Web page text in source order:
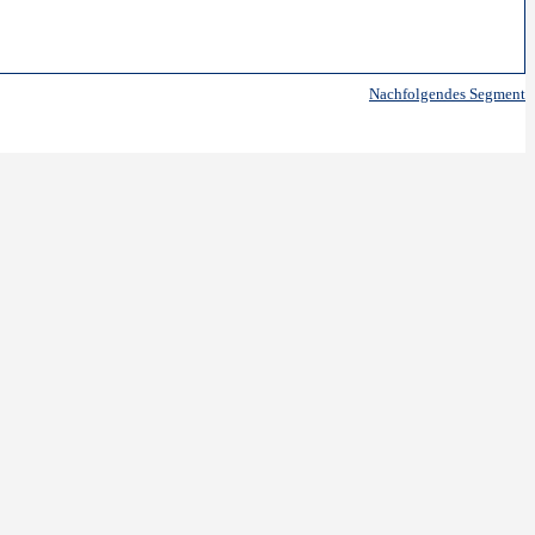
Nachfolgendes Segment